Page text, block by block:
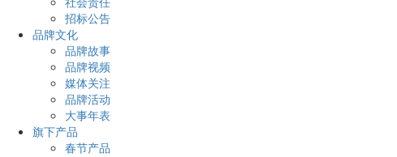
招标公告
品牌文化
品牌故事
品牌视频
媒体关注
品牌活动
大事年表
旗下产品
春节产品